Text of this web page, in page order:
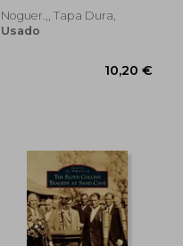
Noguer.,, Tapa Dura,
Usado